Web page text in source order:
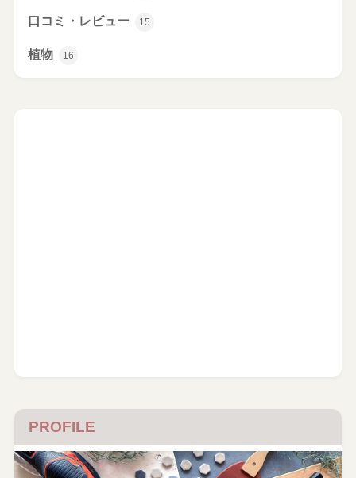
口コミ・レビュー 15
植物 16
PROFILE